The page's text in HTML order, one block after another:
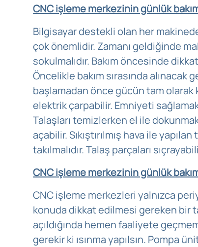
CNC işleme merkezinin günlük
Bilgisayar destekli olan her
çok önemlidir. Zamanı geldiğinde
sokulmalıdır. Bakım öncesinde
Öncelikle bakım sırasında
başlamadan önce gücün tam olarak
elektrik çarpabilir. Emniyeti
Talaşları temizlerken el ile
açabilir. Sıkıştırılmış hava ile
takılmalıdır. Talaş parçaları
CNC işleme merkezinin günlük
CNC işleme merkezleri yalnızca
konuda dikkat edilmesi gereken bir
açıldığında hemen faaliyete
gerekir ki ısınma yapılsın. Pompa